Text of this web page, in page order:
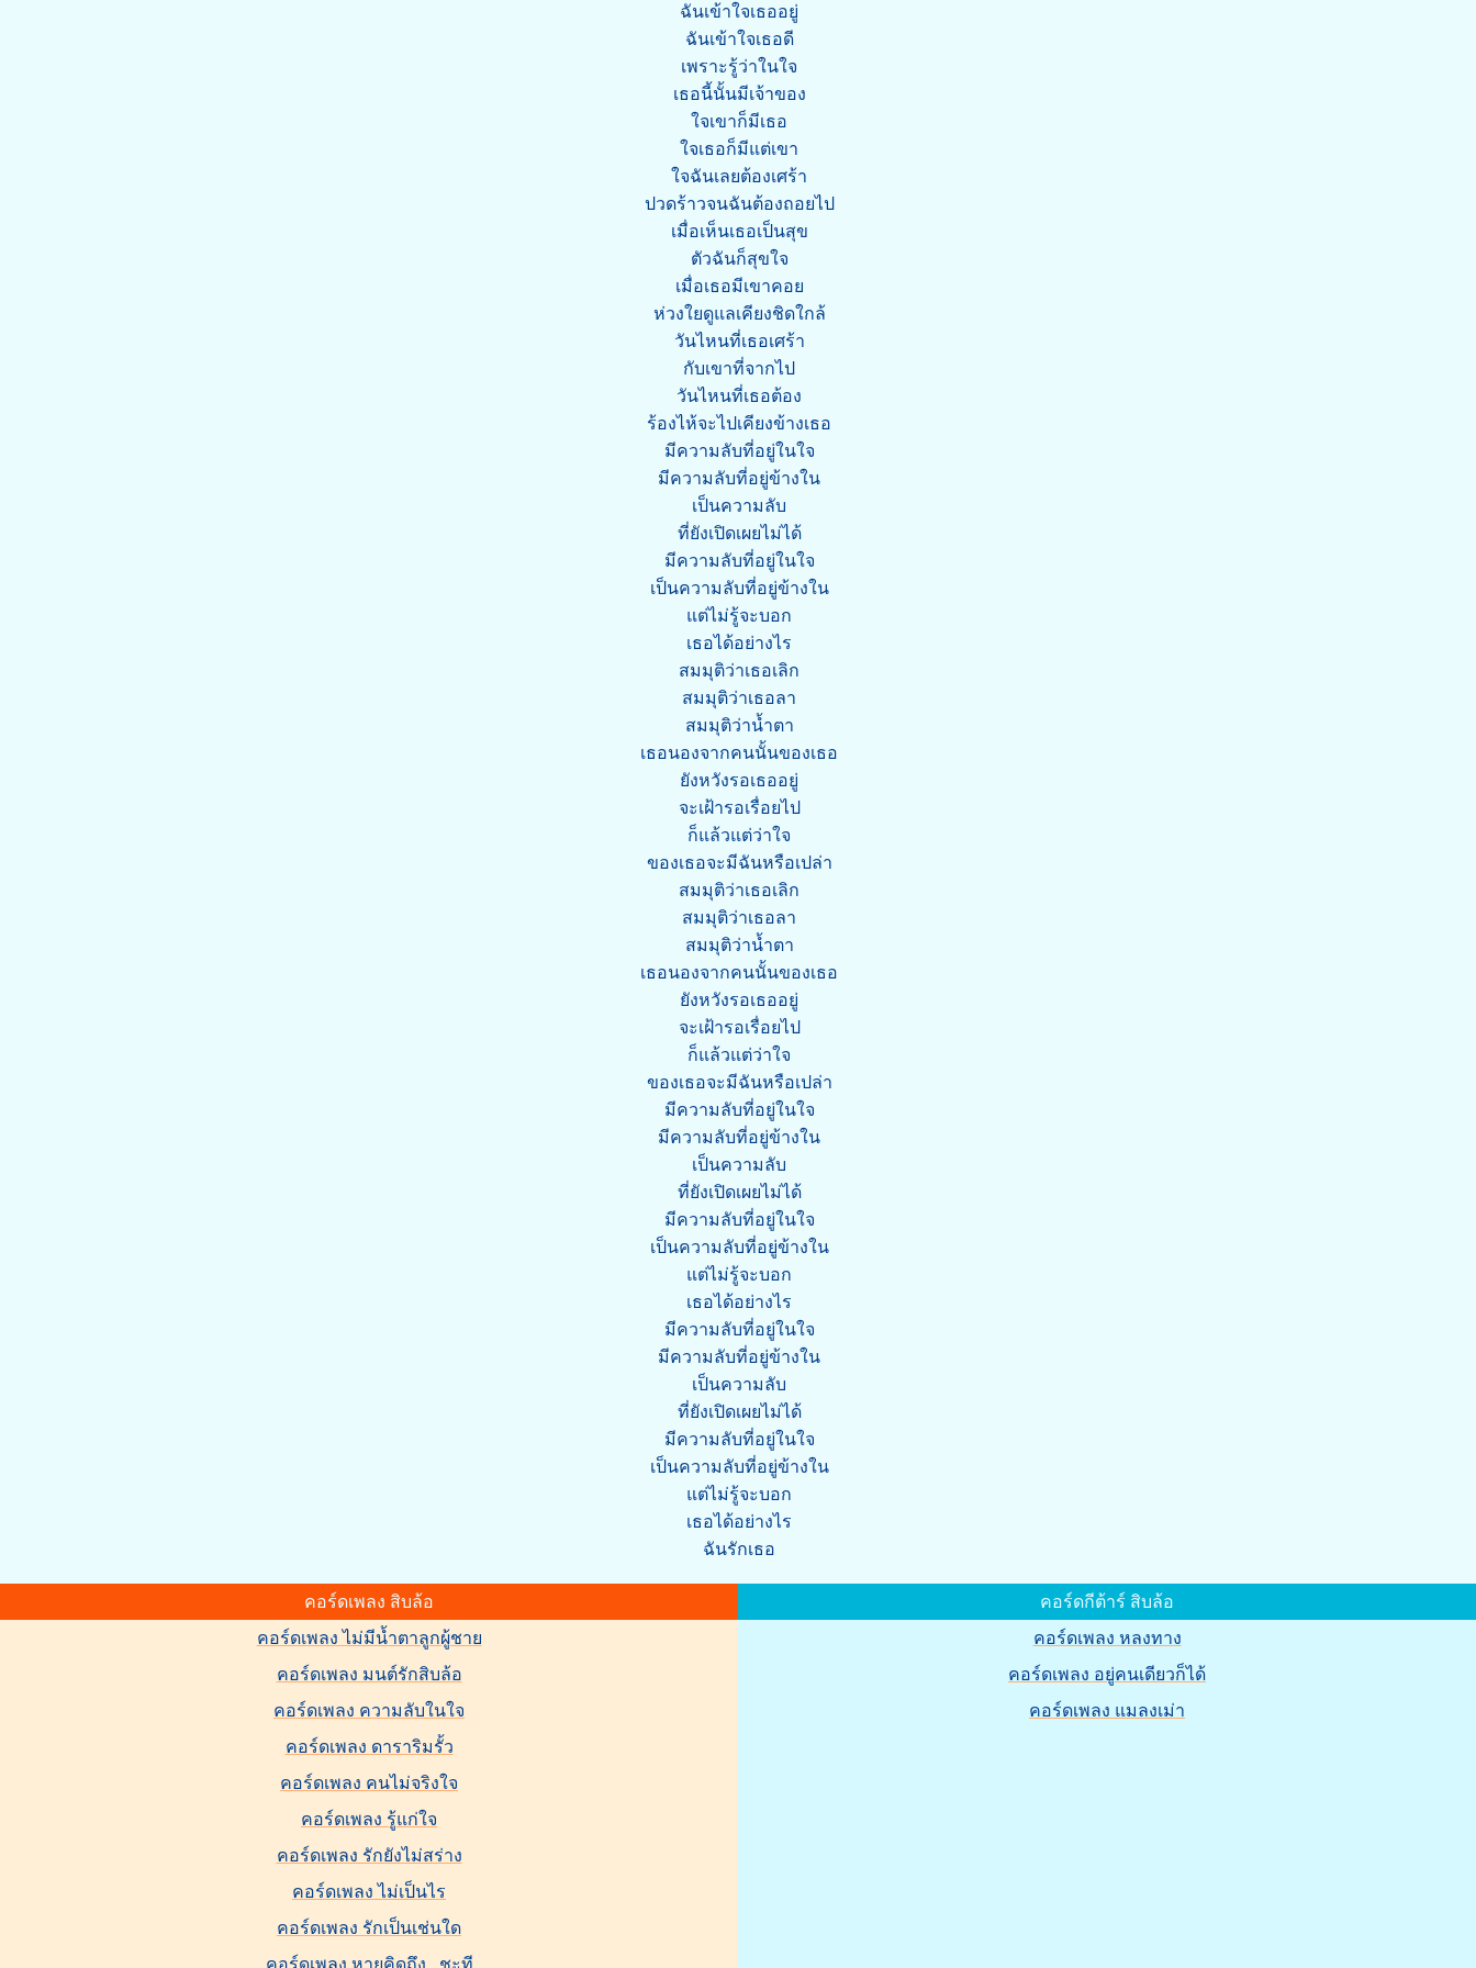
ฉันเข้าใจเธออยู่
ฉันเข้าใจเธอดี
เพราะรู้ว่าในใจ
เธอนี้นั้นมีเจ้าของ
ใจเขาก็มีเธอ
ใจเธอก็มีแต่เขา
ใจฉันเลยต้องเศร้า
ปวดร้าวจนฉันต้องถอยไป
เมื่อเห็นเธอเป็นสุข
ตัวฉันก็สุขใจ
เมื่อเธอมีเขาคอย
ห่วงใยดูแลเคียงชิดใกล้
วันไหนที่เธอเศร้า
กับเขาที่จากไป
วันไหนที่เธอต้อง
ร้องไห้จะไปเคียงข้างเธอ
มีความลับที่อยู่ในใจ
มีความลับที่อยู่ข้างใน
เป็นความลับ
ที่ยังเปิดเผยไม่ได้
มีความลับที่อยู่ในใจ
เป็นความลับที่อยู่ข้างใน
แต่ไม่รู้จะบอก
เธอได้อย่างไร
สมมุติว่าเธอเลิก
สมมุติว่าเธอลา
สมมุติว่าน้ำตา
เธอนองจากคนนั้นของเธอ
ยังหวังรอเธออยู่
จะเฝ้ารอเรื่อยไป
ก็แล้วแต่ว่าใจ
ของเธอจะมีฉันหรือเปล่า
สมมุติว่าเธอเลิก
สมมุติว่าเธอลา
สมมุติว่าน้ำตา
เธอนองจากคนนั้นของเธอ
ยังหวังรอเธออยู่
จะเฝ้ารอเรื่อยไป
ก็แล้วแต่ว่าใจ
ของเธอจะมีฉันหรือเปล่า
มีความลับที่อยู่ในใจ
มีความลับที่อยู่ข้างใน
เป็นความลับ
ที่ยังเปิดเผยไม่ได้
มีความลับที่อยู่ในใจ
เป็นความลับที่อยู่ข้างใน
แต่ไม่รู้จะบอก
เธอได้อย่างไร
มีความลับที่อยู่ในใจ
มีความลับที่อยู่ข้างใน
เป็นความลับ
ที่ยังเปิดเผยไม่ได้
มีความลับที่อยู่ในใจ
เป็นความลับที่อยู่ข้างใน
แต่ไม่รู้จะบอก
เธอได้อย่างไร
ฉันรักเธอ
คอร์ดเพลง สิบล้อ
คอร์ดเพลง ไม่มีน้ำตาลูกผู้ชาย
คอร์ดเพลง มนต์รักสิบล้อ
คอร์ดเพลง ความลับในใจ
คอร์ดเพลง ดาราริมรั้ว
คอร์ดเพลง คนไม่จริงใจ
คอร์ดเพลง รู้แก่ใจ
คอร์ดเพลง รักยังไม่สร่าง
คอร์ดเพลง ไม่เป็นไร
คอร์ดเพลง รักเป็นเช่นใด
คอร์ดเพลง หายคิดถึง...ชะที
คอร์ดกีต้าร์ สิบล้อ
คอร์ดเพลง หลงทาง
คอร์ดเพลง อยู่คนเดียวก็ได้
คอร์ดเพลง แมลงเม่า